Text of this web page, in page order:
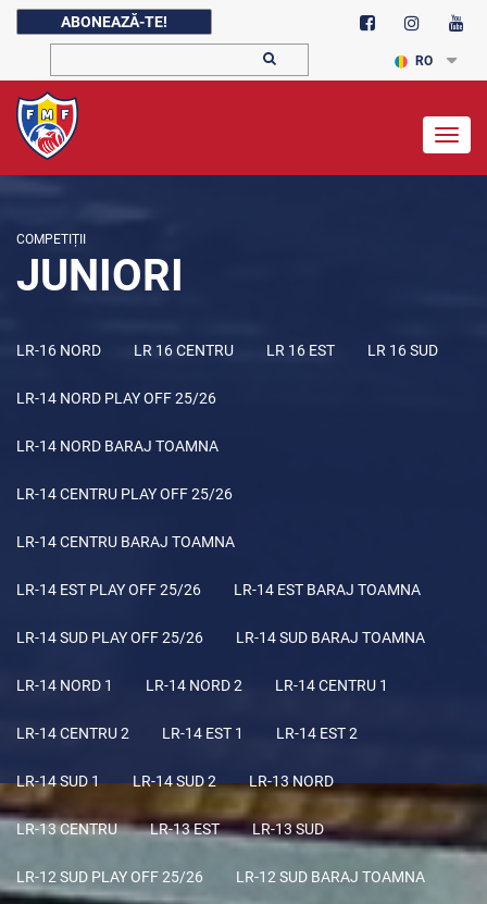
ABONEAZĂ-TE!
RO
COMPETIȚII
JUNIORI
LR-16 NORD LR 16 CENTRU LR 16 EST LR 16 SUD
LR-14 NORD PLAY OFF 25/26
LR-14 NORD BARAJ TOAMNA
LR-14 CENTRU PLAY OFF 25/26
LR-14 CENTRU BARAJ TOAMNA
LR-14 EST PLAY OFF 25/26 LR-14 EST BARAJ TOAMNA
LR-14 SUD PLAY OFF 25/26 LR-14 SUD BARAJ TOAMNA
LR-14 NORD 1 LR-14 NORD 2 LR-14 CENTRU 1
LR-14 CENTRU 2 LR-14 EST 1 LR-14 EST 2
LR-14 SUD 1 LR-14 SUD 2 LR-13 NORD
LR-13 CENTRU LR-13 EST LR-13 SUD
LR-12 SUD PLAY OFF 25/26 LR-12 SUD BARAJ TOAMNA